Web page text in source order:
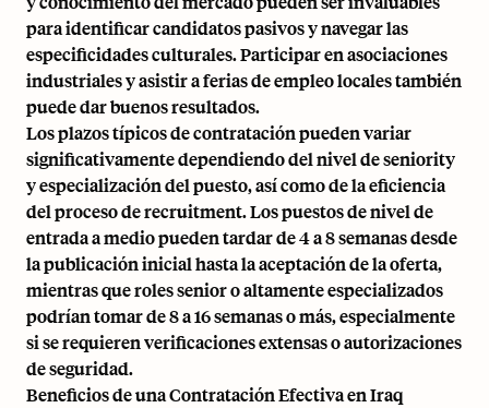
para identificar candidatos pasivos y navegar las
especificidades culturales. Participar en asociaciones
industriales y asistir a ferias de empleo locales también
puede dar buenos resultados.
Los plazos típicos de contratación pueden variar
significativamente dependiendo del nivel de seniority
y especialización del puesto, así como de la eficiencia
del proceso de recruitment. Los puestos de nivel de
entrada a medio pueden tardar de 4 a 8 semanas desde
la publicación inicial hasta la aceptación de la oferta,
mientras que roles senior o altamente especializados
podrían tomar de 8 a 16 semanas o más, especialmente
si se requieren verificaciones extensas o autorizaciones
de seguridad.
Beneficios de una Contratación Efectiva en Iraq